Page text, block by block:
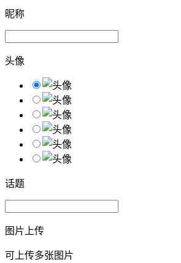
昵称
头像
话题
图片上传
可上传多张图片